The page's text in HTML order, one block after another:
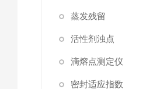
蒸发残留
活性剂浊点
滴熔点测定仪
密封适应指数